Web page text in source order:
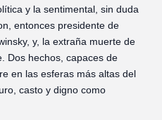
y la sentimental, sin duda
entonces presidente de
y, la extraña muerte de
Dos hechos, capaces de
en las esferas más altas del
casto y digno como